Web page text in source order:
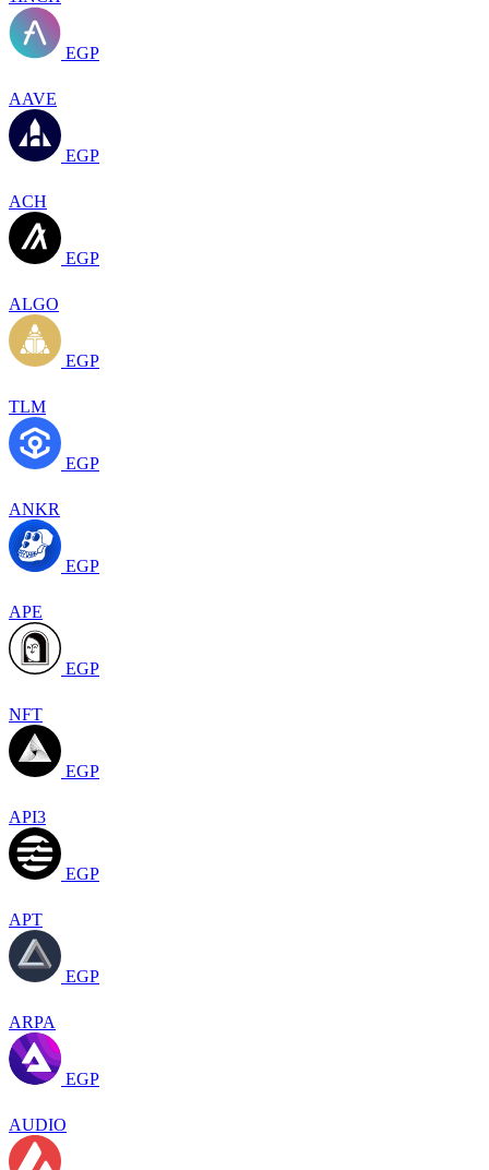
EGP
AAVE
EGP
ACH
EGP
ALGO
EGP
TLM
EGP
ANKR
EGP
APE
EGP
NFT
EGP
API3
EGP
APT
EGP
ARPA
EGP
AUDIO